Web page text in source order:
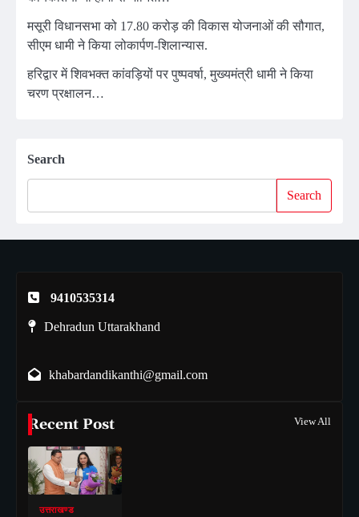
मसूरी विधानसभा को 17.80 करोड़ की विकास योजनाओं की सौगात,
सीएम धामी ने किया लोकार्पण-शिलान्यास.
हरिद्वार में शिवभक्त कांवड़ियों पर पुष्पवर्षा, मुख्यमंत्री धामी ने किया
चरण प्रक्षालन…
Search
Search
9410535314
Dehradun Uttarakhand
khabardandikanthi@gmail.com
Recent Post View All
उत्तराखण्ड